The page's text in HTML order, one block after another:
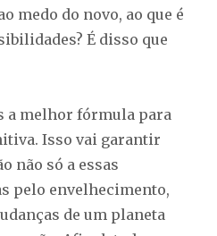
medo do novo, ao que é
É disso que
a melhor fórmula para
Isso vai garantir
não só a essas
pelo envelhecimento,
de um planeta